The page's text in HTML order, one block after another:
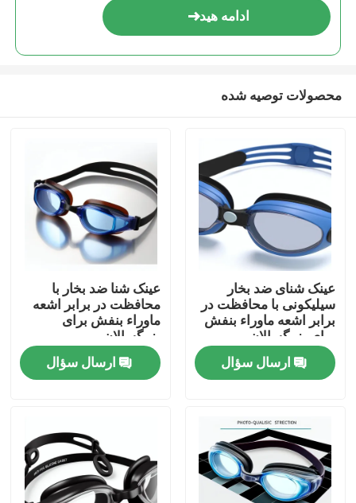
صفحه اصلی
محصولات
درباره ما
ادامه هید
محصولات توصیه شده
عینک شنای ضد بخار
سیلیکونی با محافظت در
برابر اشعه ماوراء بنفش
برای بزرگسالان
ارسال سؤال
عینک شنا ضد بخار با
محافظت در برابر اشعه
ماوراء بنفش برای
بزرگسالان
ارسال سؤال